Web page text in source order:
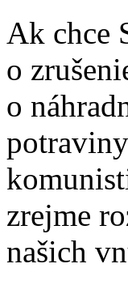
Ak chce
o
o
zrejme
našich